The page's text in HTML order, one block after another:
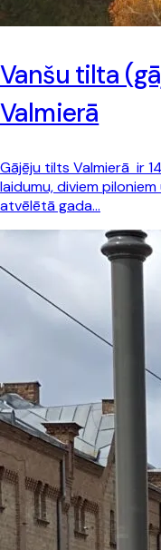
Vanšu tilta
Valmierā
Gājēju tilts Valmierā ir
laidumu, diviem
atvēlētā gada…